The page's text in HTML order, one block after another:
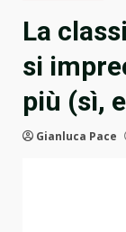
La
si
più (sì,
Gianluca Pace